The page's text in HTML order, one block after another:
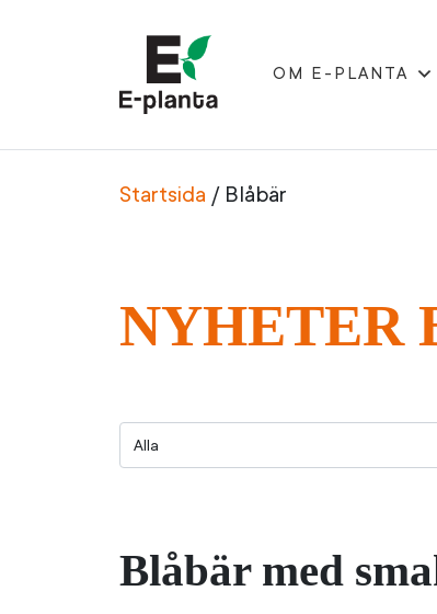
OM E-PLANTA
Startsida / Blåbär
NYHETER
Blåbär med